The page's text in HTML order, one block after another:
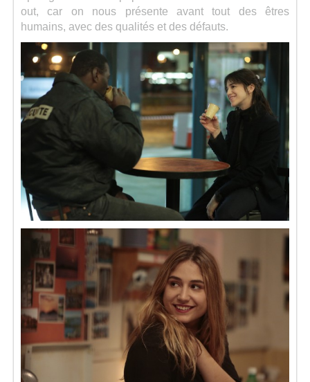
out, car on nous présente avant tout des êtres
humains, avec des qualités et des défauts.